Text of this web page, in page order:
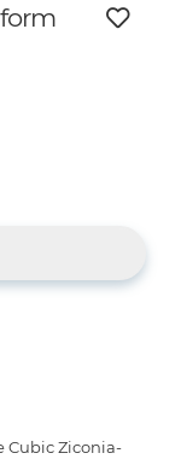
Cubic Ziconia-